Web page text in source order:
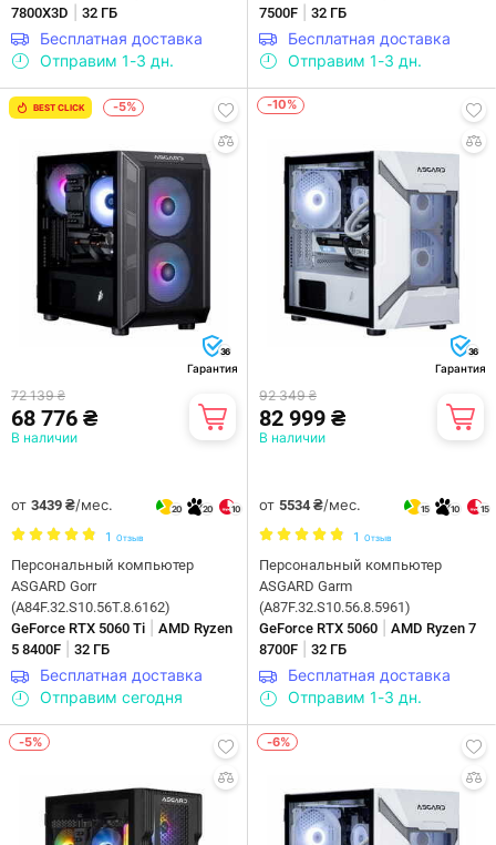
7800X3D 32 ГБ
Бесплатная доставка
Отправим 1-3 дн.
7500F 32 ГБ
Бесплатная доставка
Отправим 1-3 дн.
BEST CLICK -5%
36
Гарантия
72 139 ₴
68 776 ₴
В наличии
от 3439 ₴/мес. 20 20 10
1 Отзыв
Персональный компьютер
ASGARD Gorr
(A84F.32.S10.56T.8.6162)
GeForce RTX 5060 Ti
AMD Ryzen
5 8400F
32 ГБ
Бесплатная доставка
Отправим сегодня
-10%
36
Гарантия
92 349 ₴
82 999 ₴
В наличии
от 5534 ₴/мес. 15 10 15
1 Отзыв
Персональный компьютер
ASGARD Garm
(A87F.32.S10.56.8.5961)
GeForce RTX 5060
AMD Ryzen 7
8700F
32 ГБ
Бесплатная доставка
Отправим 1-3 дн.
-5% -6%